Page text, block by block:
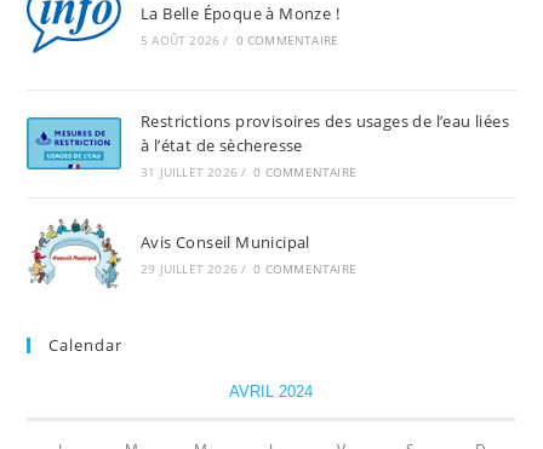
La Belle Époque à Monze !
5 AOÛT 2026 / 0 COMMENTAIRE
Restrictions provisoires des usages de l’eau liées
à l’état de sècheresse
31 JUILLET 2026 / 0 COMMENTAIRE
Avis Conseil Municipal
29 JUILLET 2026 / 0 COMMENTAIRE
Calendar
AVRIL 2024